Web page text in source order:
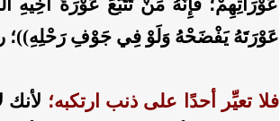
عَوْرَاتِهِمْ؛ فَإِنَّهُ مَنْ تَتَبَّعَ عَوْرَةَ أَخِيهِ
عَوْرَتَهُ يَفْضَحْهُ وَلَوْ فِي جَوْفِ رَحْلِهِ))؛
فلا تعيِّر أحدًا على ذنب ارتكبه؛ لأنك